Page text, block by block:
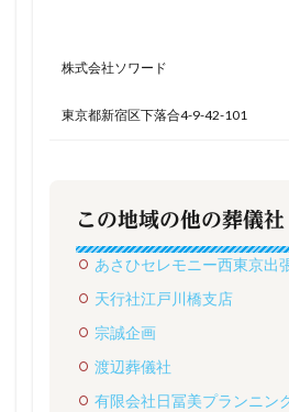
株式会社ソワード
東京都新宿区下落合4-9-42-101
この地域の他の葬儀社
あさひセレモニー西東京出
天行社江戸川橋支店
宗誠企画
渡辺葬儀社
有限会社日冨美プランニン